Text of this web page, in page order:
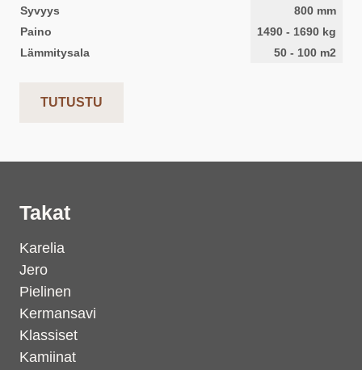
Syvyys
800 mm
Paino
1490 - 1690 kg
Lämmitysala
50 - 100 m2
TUTUSTU
Takat
Karelia
Jero
Pielinen
Kermansavi
Klassiset
Kamiinat